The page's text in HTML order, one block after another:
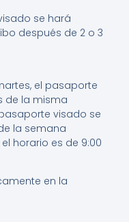
se hará
después de 2 o 3
el pasaporte
de la misma
visado se
la semana
horario es de 9:00
en la